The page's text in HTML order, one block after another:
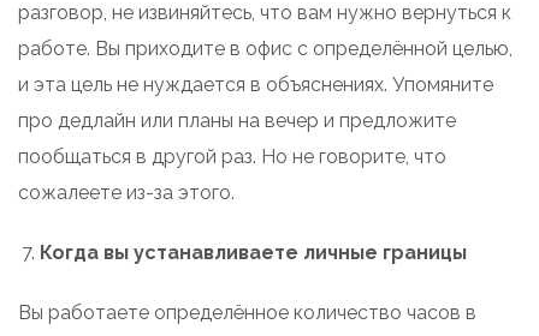
разговор, не извиняйтесь, что вам нужно вернуться к
работе. Вы приходите в офис с определённой целью,
и эта цель не нуждается в объяснениях. Упомяните
про дедлайн или планы на вечер и предложите
пообщаться в другой раз. Но не говорите, что
сожалеете из-за этого.
Когда вы устанавливаете личные границы
Вы работаете определённое количество часов в